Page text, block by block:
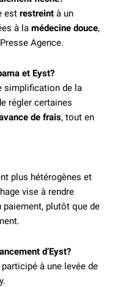
est restreint à un
à la médecine douce,
Agence.
et Eyst?
simplification de la
régler certaines
de frais, tout en
plus hétérogènes et
vise à rendre
plutôt que de
d’Eyst?
à une levée de